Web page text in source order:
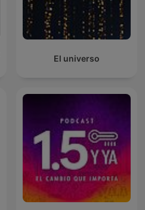
El universo